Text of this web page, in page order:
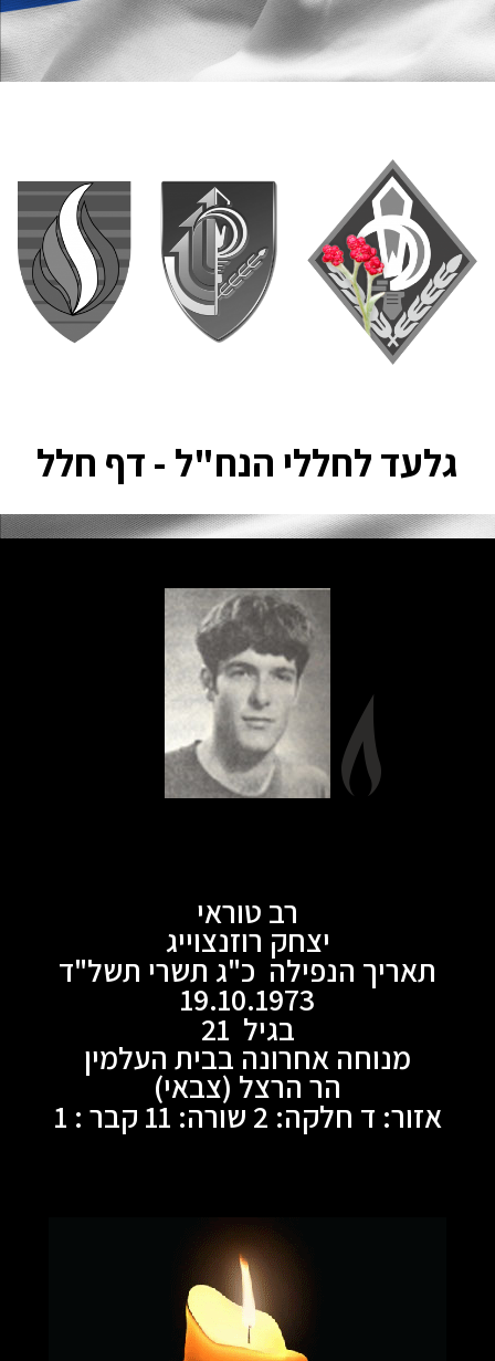
גלעד לחללי הנח"ל - דף חלל
רב טוראי
יצחק רוזנצוייג
תאריך הנפילה כ"ג תשרי תשל"ד
19.10.1973
בגיל 21
מנוחה אחרונה בבית העלמין
הר הרצל (צבאי)
אזור: ד חלקה: 2 שורה: 11 קבר : 1